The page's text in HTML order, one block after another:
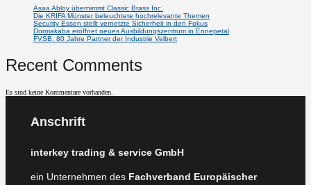
Asaa Abloy übernimmt Classic Brass Inc.
Die KRIFA Münster beleuchtete hochrelevante Themen
Security Essen stellt vernetzte Sicherheit in den Fokus
Dormakaba eröffnet neues Ausbildungszentrum in Ennepetal
FVSB: 80 Jahre Partner der Industrie Velbert
Recent Comments
Es sind keine Kommentare vorhanden.
Anschrift
interkey trading & service GmbH
ein Unternehmen des Fachverband Europäischer